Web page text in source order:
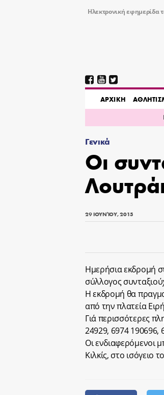
Ηλεκτρονική εφημερίδα
AΡΧΙΚΗ
Γενικά
Οι
29 ΙΟΥΝΊΟΥ, 2015
Ημερήσια εκδρομή
σύλλογος
Η εκδρομή θα
από την πλατεία
Γιά περισσότερες
24929, 6974 190696,
Οι ενδιαφερόμενοι
Κιλκίς, στο ισόγειο